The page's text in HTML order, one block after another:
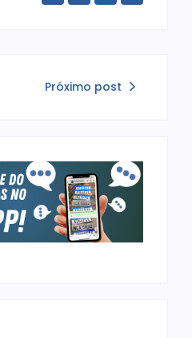
Próximo post